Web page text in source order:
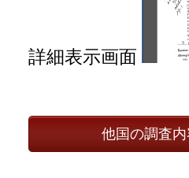
詳細表示画面
他国の調査